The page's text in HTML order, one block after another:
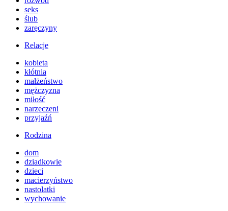
seks
ślub
zaręczyny
Relacje
kobieta
kłótnia
małżeństwo
mężczyzna
miłość
narzeczeni
przyjaźń
Rodzina
dom
dziadkowie
dzieci
macierzyństwo
nastolatki
wychowanie